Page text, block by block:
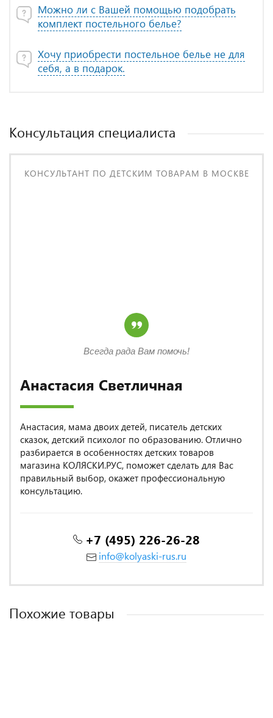
Можно ли с Вашей помощью подобрать
комплект постельного белье?
Хочу приобрести постельное белье не для
себя, а в подарок.
Консультация специалиста
КОНСУЛЬТАНТ ПО ДЕТСКИМ ТОВАРАМ В МОСКВЕ
Анастасия Светличная
Анастасия, мама двоих детей, писатель детских
сказок, детский психолог по образованию. Отлично
разбирается в особенностях детских товаров
магазина КОЛЯСКИ.РУС, поможет сделать для Вас
правильный выбор, окажет профессиональную
консультацию.
+7 (495) 226-26-28
info@kolyaski-rus.ru
Всегда рада Вам помочь!
Похожие товары